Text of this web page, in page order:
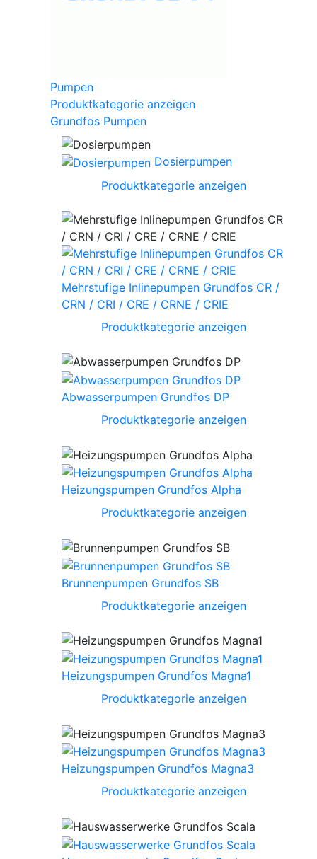
Pumpen
Produktkategorie anzeigen
Grundfos Pumpen
Dosierpumpen
Produktkategorie anzeigen
Mehrstufige Inlinepumpen Grundfos CR /
CRN / CRI / CRE / CRNE / CRIE
Produktkategorie anzeigen
Abwasserpumpen Grundfos DP
Produktkategorie anzeigen
Heizungspumpen Grundfos Alpha
Produktkategorie anzeigen
Brunnenpumpen Grundfos SB
Produktkategorie anzeigen
Heizungspumpen Grundfos Magna1
Produktkategorie anzeigen
Heizungspumpen Grundfos Magna3
Produktkategorie anzeigen